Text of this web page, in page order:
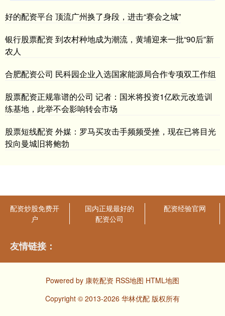
好的配资平台 顶流广州换了身段，进击“赛会之城”
银行股票配资 到农村种地成为潮流，黄埔迎来一批“90后”新
农人
合肥配资公司 民科园企业入选国家能源局合作专项双工作组
股票配资正规靠谱的公司 记者：国米将投资1亿欧元改造训
练基地，此举不会影响转会市场
股票短线配资 外媒：罗马买攻击手频频受挫，现在已将目光
投向曼城旧将鲍勃
配资炒股免费开
户
国内正规最好的
配资公司
配资经验官网
友情链接：
Powered by 康乾配资 RSS地图 HTML地图
Copyright © 2013-2026 华林优配 版权所有